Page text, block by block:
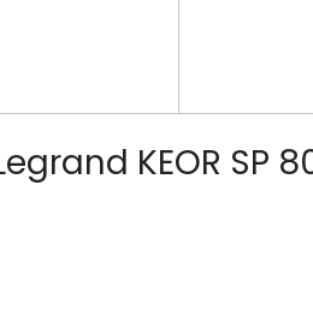
KEOR SP